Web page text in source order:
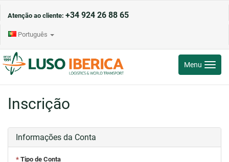
Atenção ao cliente: +34 924 26 88 65
Português
Toggle
Menu
Inscrição
Informações da Conta
* Tipo de Conta